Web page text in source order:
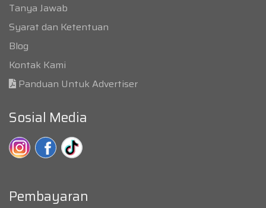
Tanya Jawab
Syarat dan Ketentuan
Blog
Kontak Kami
Panduan Untuk Advertiser
Sosial Media
Pembayaran